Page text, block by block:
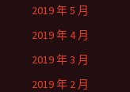
2019 年 5 月
2019 年 4 月
2019 年 3 月
2019 年 2 月